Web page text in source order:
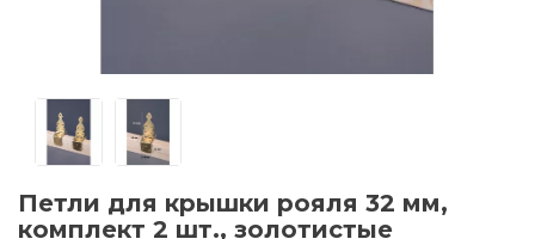
Петли для крышки рояля 32 мм,
комплект 2 шт., золотистые